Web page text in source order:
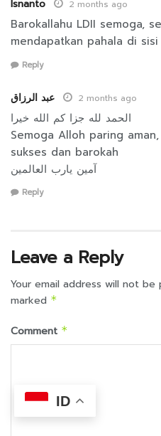
Isnanto 2 months ago
Barokallahu LDII semoga,
mendapatkan pahala di sisi
Reply
عبد الرزاق 2 months ago
الحمد لله جزا كم الله خيرا
Semoga Alloh paring
sukses dan barokah
آمين يارب العالمين
Reply
Leave a Reply
Your email address will not be
marked *
Comment *
ID